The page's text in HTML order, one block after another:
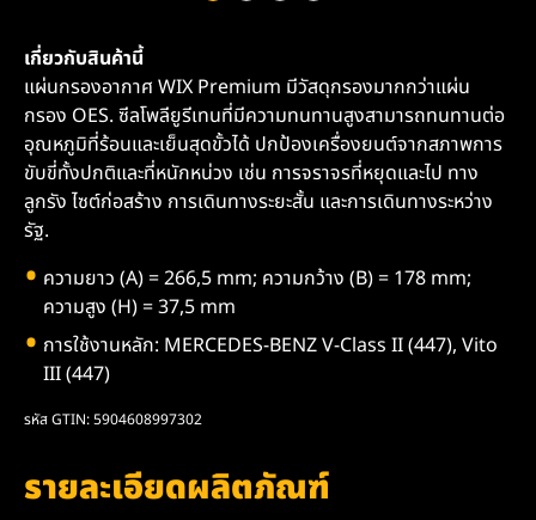
เกี่ยวกับสินค้านี้
แผ่นกรองอากาศ WIX Premium มีวัสดุกรองมากกว่าแผ่น
กรอง OES. ซีลโพลียูรีเทนที่มีความทนทานสูงสามารถทนทานต่อ
อุณหภูมิที่ร้อนและเย็นสุดขั้วได้ ปกป้องเครื่องยนต์จากสภาพการ
ขับขี่ทั้งปกติและที่หนักหน่วง เช่น การจราจรที่หยุดและไป ทาง
ลูกรัง ไซต์ก่อสร้าง การเดินทางระยะสั้น และการเดินทางระหว่าง
รัฐ.
ความยาว (A) = 266,5 mm; ความกว้าง (B) = 178 mm;
ความสูง (H) = 37,5 mm
การใช้งานหลัก: MERCEDES-BENZ V-Class II (447), Vito
III (447)
รหัส GTIN: 5904608997302
รายละเอียดผลิตภัณฑ์